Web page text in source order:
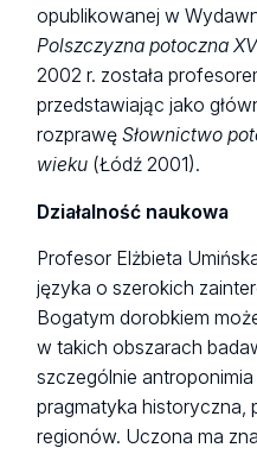
opublikowanej w
Polszczyzna potoczna
2002 r. została
przedstawiając jako
rozprawęSłownictwo
wieku (Łódź 2001).
Działalność naukowa
Profesor Elżbieta
języka o szerokich
Bogatym dorobkiem
w takich obszarach
szczególnie
pragmatyka historyczna,
regionów. Uczona ma